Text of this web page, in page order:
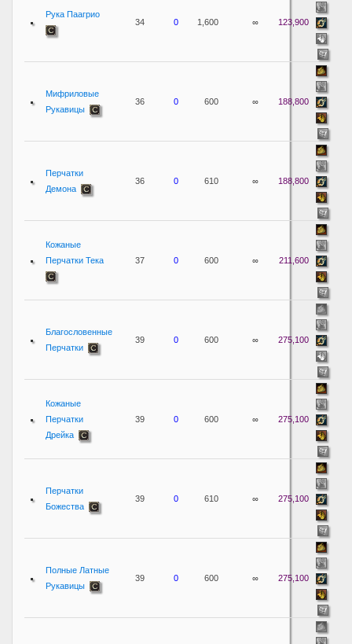
Рука Паагрио
34
0 1,600 ∞ 123,900
Мифриловые
Рукавицы
36 0 600 ∞ 188,800
Перчатки
Демона
36 0 610 ∞ 188,800
Кожаные
Перчатки Тека
37 0 600 ∞ 211,600
Благословенные
Перчатки
39 0 600 ∞ 275,100
Кожаные
Перчатки
Дрейка
39 0 600 ∞ 275,100
Перчатки
Божества
39 0 610 ∞ 275,100
Полные Латные
Рукавицы
39 0 600 ∞ 275,100